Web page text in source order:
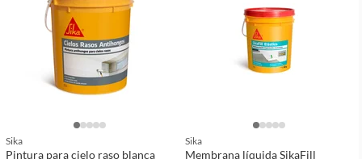
Sika
Pintura para cielo raso blanca
Sika
Membrana líquida SikaFill